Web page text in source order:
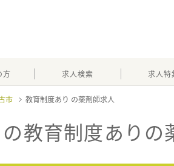
方 求人検索 求人特
市 教育制度あり
の教育制度あり の